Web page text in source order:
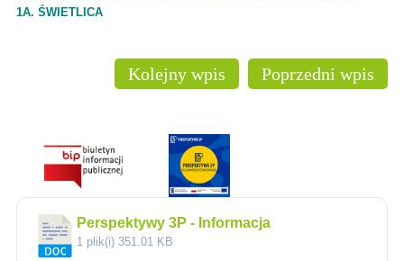
1A. ŚWIETLICA
Poprzedni wpis
Kolejny wpis
Perspektywy 3P - Informacja
1 plik(i) 351.01 KB